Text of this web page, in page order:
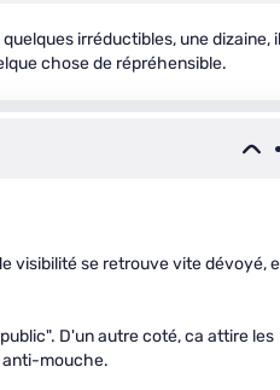
irréductibles, une dizaine,
chose de répréhensible.
visibilité se retrouve vite dévoyé,
D'un autre coté, ca attire les
anti-mouche.